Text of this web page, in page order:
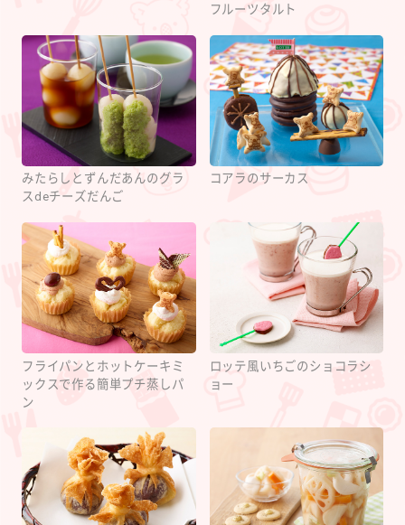
フルーツタルト
みたらしとずんだあんのグラ
スdeチーズだんご
コアラのサーカス
フライパンとホットケーキミ
ックスで作る簡単プチ蒸しパ
ン
ロッテ風いちごのショコラシ
ョー